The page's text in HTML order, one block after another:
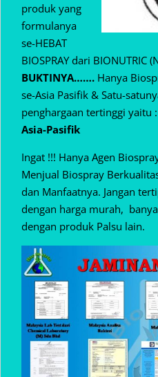
produk yang
formulanya
se-HEBAT
BIOSPRAY dari BIONUTRIC
BUKTINYA……. Hanya
se-Asia Pasifik & Satu-
penghargaan tertinggi yaitu :
Asia-Pasifik
Ingat !!! Hanya Agen
Menjual Biospray
dan Manfaatnya. Jangan
dengan harga murah,
dengan produk Palsu lain.